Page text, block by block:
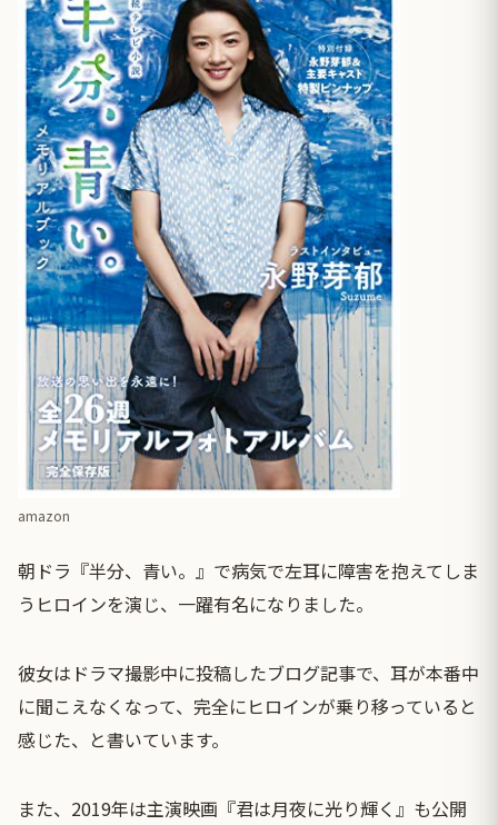
amazon
朝ドラ『半分、青い。』で病気で左耳に障害を抱えてしま
うヒロインを演じ、一躍有名になりました。
彼女はドラマ撮影中に投稿したブログ記事で、耳が本番中
に聞こえなくなって、完全にヒロインが乗り移っていると
感じた、と書いています。
また、2019年は主演映画『君は月夜に光り輝く』も公開